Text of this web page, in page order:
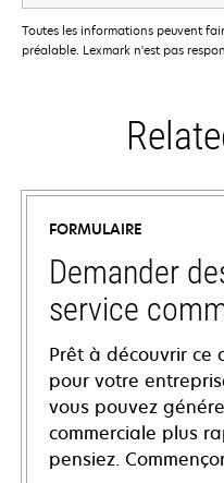
Toutes les informations peuvent
préalable. Lexmark n'est pas
FORMULAIRE
Demander
service
Prêt à découvrir ce
pour votre
vous pouvez
commerciale plus
pensiez.